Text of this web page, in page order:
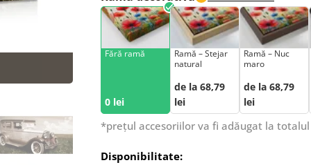
Fără ramă
0 lei
Ramă – Stejar
natural
de la 68,79
lei
Ramă – Nuc
maro
de la 68,79
lei
*prețul accesoriilor va fi adăugat la totalul
Disponibilitate: